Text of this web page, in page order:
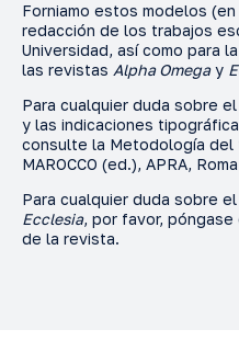
Forniamo estos modelos
redacción de los trabajos
Universidad, así como para
las revistas Alpha Omegay
Para cualquier duda sobre
y las indicaciones
consulte la Metodología del
MAROCCO (ed.), APRA,
Para cualquier duda sobre
Ecclesia, por favor,
de la revista.